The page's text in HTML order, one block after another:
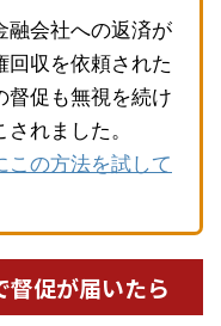
融会社への返済が
回収を依頼された
督促も無視を続け
れました。
この方法を試して
督促が届いたら